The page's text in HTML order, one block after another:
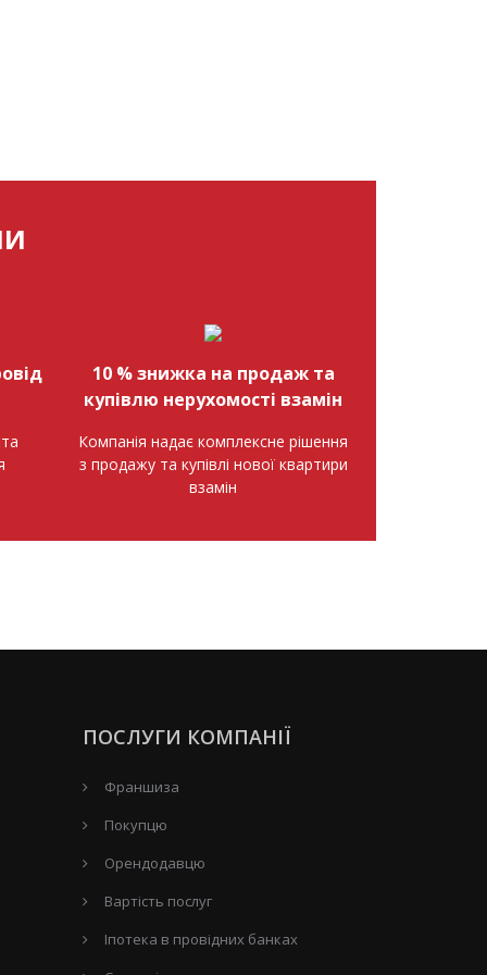
10 % знижка на продаж та
купівлю нерухомості взамін
Компанія надає комплексне рішення
з продажу та купівлі нової квартири
взамін
ПОСЛУГИ КОМПАНІЇ
Франшиза
Покупцю
Орендодавцю
Вартість послуг
Іпотека в провідних банках